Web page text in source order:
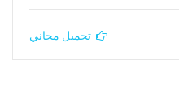
تحميل مجاني